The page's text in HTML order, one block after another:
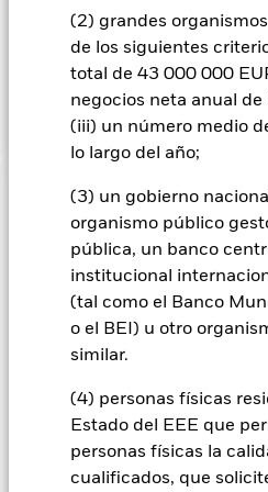
(2) grandes
de los siguientes
total de 43 000 000
negocios neta anual
(iii) un número medio
lo largo del año;
(3) un gobierno
organismo público
pública, un banco
institucional
(tal como el Banco
o el BEI) u otro
similar.
(4) personas físicas
Estado del EEE que
personas físicas la
cualificados, que
Fondo. Los activos totales del
folleto. Para obtener más
características ESG, consulte el
BlackRock: https://
INFORMACIÓN IMPORTANTE:
de las inversiones y los ingresos
subir o bajar, y no están
inversores no recuperen la
Los cambios en los tipos de
incumplimientos de los emisores
significativo en el
Inversión” pueden ser más
valores de renta fija con mejor
incrementar el nivel de riesgo.
suelen ser más sensibles a las